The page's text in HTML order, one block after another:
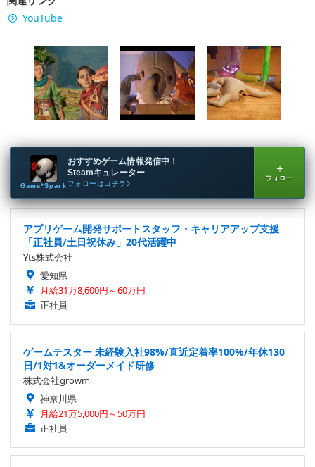
YouTube
Game*Spark
おすすめゲーム情報発信中！
Steamキュレーター
フォローはコチラ
＋
フォロー
アプリゲーム開発サポートスタッフ・キャリアアップ支援
「正社員/土日祝休み」20代活躍中
Yts株式会社
愛知県
月給31万8,600円～60万円
正社員
ゲームテスター 未経験入社98%/直近定着率100%/年休130
日/1対1&オーダーメイド研修
株式会社growm
神奈川県
月給21万5,000円～50万円
正社員